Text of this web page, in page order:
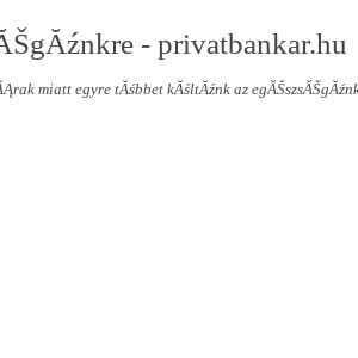
- privatbankar.hu
miatt egyre tĂśbbet kĂśltĂźnk az